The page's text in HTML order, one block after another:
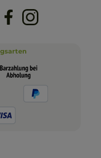
FacebookInstagram